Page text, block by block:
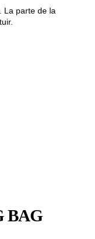
La parte de la
BAG